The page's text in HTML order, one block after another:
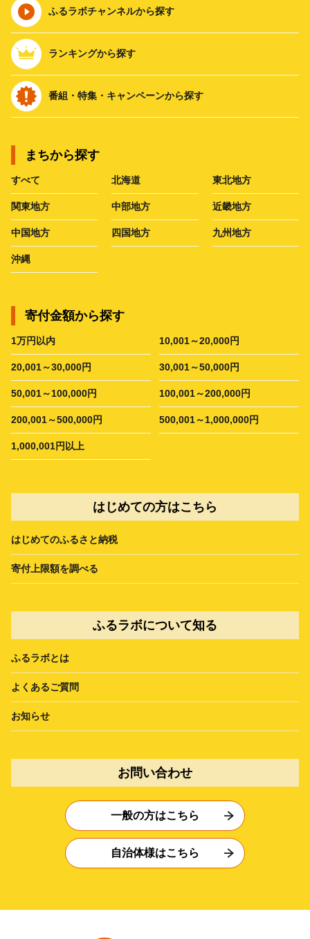
ふるラボチャンネルから探す
ランキングから探す
番組・特集・キャンペーンから探す
まちから探す
すべて 北海道 東北地方
関東地方 中部地方 近畿地方
中国地方 四国地方 九州地方
沖縄
寄付金額から探す
1万円以内 10,001～20,000円
20,001～30,000円 30,001～50,000円
50,001～100,000円 100,001～200,000円
200,001～500,000円 500,001～1,000,000円
1,000,001円以上
はじめての方はこちら
はじめてのふるさと納税
寄付上限額を調べる
ふるラボについて知る
ふるラボとは
よくあるご質問
お知らせ
お問い合わせ
一般の方はこちら
自治体様はこちら